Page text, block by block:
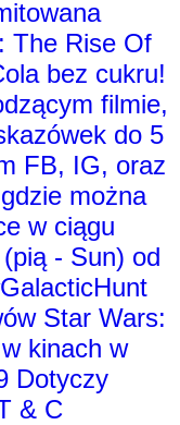
The Rise Of
bez cukru!
filmie,
do 5
FB, IG, oraz
można
w ciągu
- Sun) od
Star Wars:
kinach w
Dotyczy
& C